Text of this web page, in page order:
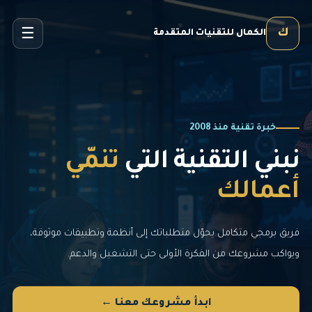
ك الكمال للتقنيات المتقدمة ☰
خبرة تقنية منذ 2008
نبني التقنية التي تنمّي
أعمالك
فريق برمجي متكامل يحوّل متطلباتك إلى أنظمة وتطبيقات موثوقة،
ويواكب مشروعك من الفكرة الأولى حتى التشغيل والدعم.
ابدأ مشروعك معنا ←